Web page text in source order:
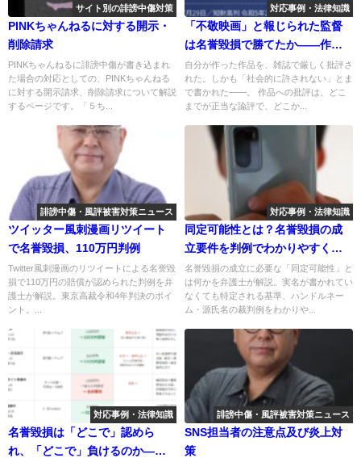
サイト別の誹謗中傷対策
PINKちゃんねるに対する開示・
削除請求
PINKちゃんねるに誹謗中傷が書き込まれ
た場合の対応としての、PINKちゃんねる
に対する開示請求、削除請求について解説
するページです。「５ち...
対応事例・法律知識
「不敬映画」と報じられた監督
は名誉毀損で勝てたか――作品
批評と制作者個人の名誉（東京
地判令和4年7月29日・知財高判
令和5年2月7日）
自分が作った作品を、雑誌で厳しく批評さ
れた。しかも「社会的に許されない」とま
で書かれた——。 作品への批評は、どこ
までが正当な論評で、どこか...
誹謗中傷・風評被害対策ニュース
ツイッター風刺漫画リツイート
で名誉毀損、110万円判例
Twitter風刺漫画のリツイートによる名誉毀
損で110万円の賠償が認められた判例を弁
護士が解説。東京高裁令和4年判決のポイ
ント。...
対応事例・法律知識
同定可能性とは？名誉毀損の成
立要件を判例でわかりやすく解
説
名誉毀損の成立に必要な「同定可能性」と
は何かを弁護士が解説。実名が書かれてい
なくても特定される基準、ハンドルネー
ム・源氏名の裁判例をわかりや...
対応事例・法律知識
名誉毀損は「どこで」認めら
れ、「どこで」負けるのか――
誹謗中傷・風評被害対策ニュース
SNS担当者の注意点及び炎上対
策